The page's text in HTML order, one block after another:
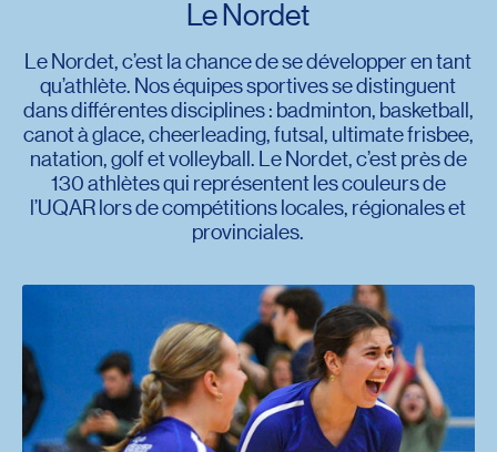
Résidences au campus de Rimouski
Respect et bien-être des personnes
Situations d’urgence
Soutien informatique
Transport actif et stationnement
Le Nordet
Le Nordet, c’est la chance de se développer en tant
qu’athlète. Nos équipes sportives se distinguent
dans différentes disciplines : badminton, basketball,
canot à glace, cheerleading, futsal, ultimate frisbee,
natation, golf et volleyball. Le Nordet, c’est près de
130 athlètes qui représentent les couleurs de
l’UQAR lors de compétitions locales, régionales et
provinciales.